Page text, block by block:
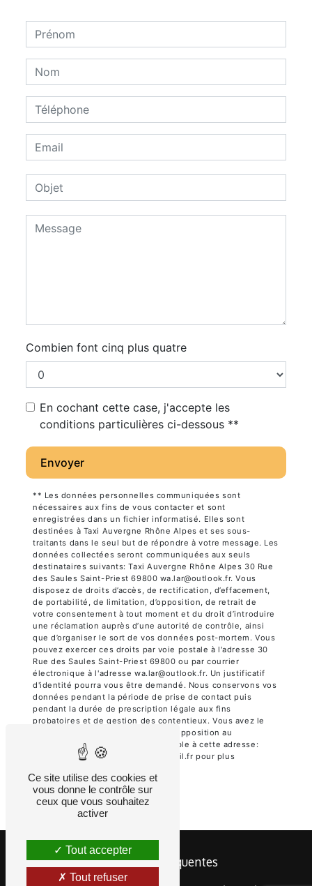
Combien font cinq plus quatre
En cochant cette case, j'accepte les
conditions particulières ci-dessous **
Envoyer
** Les données personnelles communiquées sont
nécessaires aux fins de vous contacter et sont
enregistrées dans un fichier informatisé. Elles sont
destinées à Taxi Auvergne Rhône Alpes et ses sous-
traitants dans le seul but de répondre à votre message. Les
données collectées seront communiquées aux seuls
destinataires suivants: Taxi Auvergne Rhône Alpes 30 Rue
des Saules Saint-Priest 69800 wa.lar@outlook.fr. Vous
disposez de droits d’accès, de rectification, d’effacement,
de portabilité, de limitation, d’opposition, de retrait de
votre consentement à tout moment et du droit d’introduire
une réclamation auprès d’une autorité de contrôle, ainsi
que d’organiser le sort de vos données post-mortem. Vous
pouvez exercer ces droits par voie postale à l'adresse 30
Rue des Saules Saint-Priest 69800 ou par courrier
électronique à l'adresse wa.lar@outlook.fr. Un justificatif
d'identité pourra vous être demandé. Nous conservons vos
données pendant la période de prise de contact puis
pendant la durée de prescription légale aux fins
probatoires et de gestion des contentieux. Vous avez le
droit de vous inscrire sur la liste d'opposition au
démarchage téléphonique, disponible à cette adresse:
Bloctel.gouv.fr
. Consultez le site cnil.fr pour plus
Recherches fréquentes
Ce site utilise des cookies et
vous donne le contrôle sur
ceux que vous souhaitez
activer
Tout accepter
Tout refuser